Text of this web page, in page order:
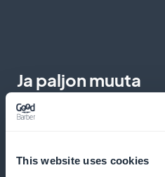
This website uses cookies
Ja paljon muuta